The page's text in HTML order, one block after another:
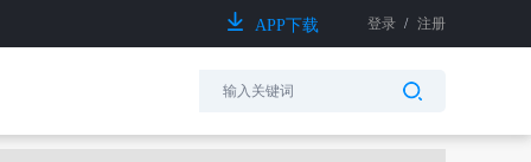
APP下载 登录 / 注册